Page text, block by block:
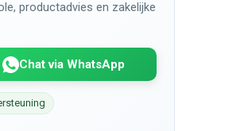
productadvies en zakelijke
Chat via WhatsApp